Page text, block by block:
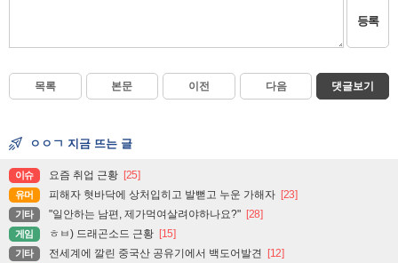
등록
목록 본문 이전 다음 댓글보기
ㅇㅇㄱ 지금 뜨는 글
이슈 요즘 취업 근황 [25]
유머 피해자 혓바닥에 상처입히고 발뻗고 누운 가해자 [23]
기타 "일안하는 남편, 제가먹여살려야하나요?" [28]
게임 ㅎㅂ) 드래곤소드 근황 [15]
기타 전세계에 깔린 중국산 공유기에서 백도어발견 [12]